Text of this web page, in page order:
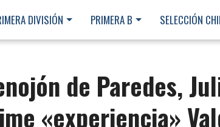
DIVISIÓN PRIMERA B SELECCIÓN
de Paredes,
«experiencia»